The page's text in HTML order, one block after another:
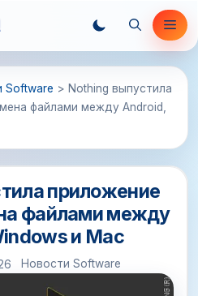
Software > Nothing выпустила
файлами между Android,
приложение
файлами между
и Mac
Новости Software